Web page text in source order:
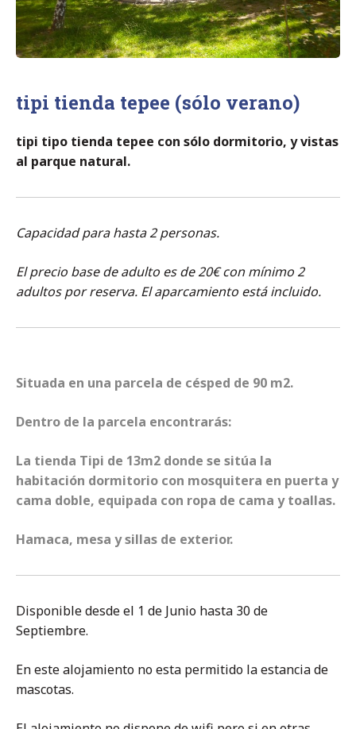
u
j
a
r
a
tipi tienda tepee (sólo verano)
tipi tipo tienda tepee con sólo dormitorio, y vistas
al parque natural.
Capacidad para hasta 2 personas.
El precio base de adulto es de 20€ con mínimo 2
adultos por reserva. El aparcamiento está incluido.
Situada en una parcela de césped de 90 m2.
Dentro de la parcela encontrarás:
La tienda Tipi de 13m2 donde se sitúa la
habitación dormitorio con mosquitera en puerta y
cama doble, equipada con ropa de cama y toallas.
Hamaca, mesa y sillas de exterior.
Disponible desde el 1 de Junio hasta 30 de
Septiembre.
En este alojamiento no esta permitido la estancia de
mascotas.